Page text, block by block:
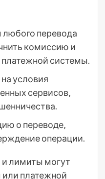
перевода
комиссию и
системы.
условия
сервисов‚
о переводе‚
операции.
и лимиты могут
платежной